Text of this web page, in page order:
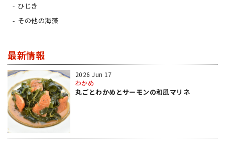
ひじき
その他の海藻
最新情報
2026 Jun 17
わかめ
丸ごとわかめとサーモンの和風マリネ